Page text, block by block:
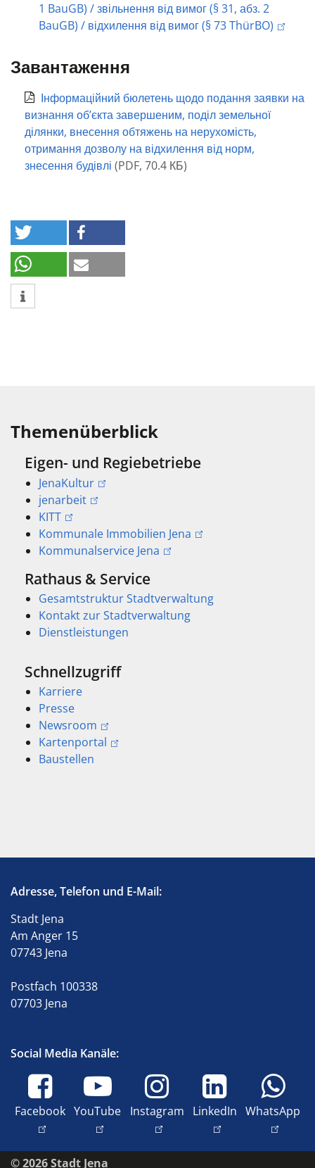
1 BauGB) / звільнення від вимог (§ 31, абз. 2
BauGB) / відхилення від вимог (§ 73 ThürBO)
Завантаження
Інформаційний бюлетень щодо подання заявки на
визнання об’єкта завершеним, поділ земельної
ділянки, внесення обтяжень на нерухомість,
отримання дозволу на відхилення від норм,
знесення будівлі (PDF, 70.4 КБ)
Themenüberblick
Eigen- und Regiebetriebe
JenaKultur
jenarbeit
KITT
Kommunale Immobilien Jena
Kommunalservice Jena
Rathaus & Service
Gesamtstruktur Stadtverwaltung
Kontakt zur Stadtverwaltung
Dienstleistungen
Schnellzugriff
Karriere
Presse
Newsroom
Kartenportal
Baustellen
Adresse, Telefon und E-Mail:
Stadt Jena
Am Anger 15
07743 Jena
Postfach 100338
07703 Jena
Social Media Kanäle:
Facebook YouTube Instagram LinkedIn WhatsApp
© 2026 Stadt Jena